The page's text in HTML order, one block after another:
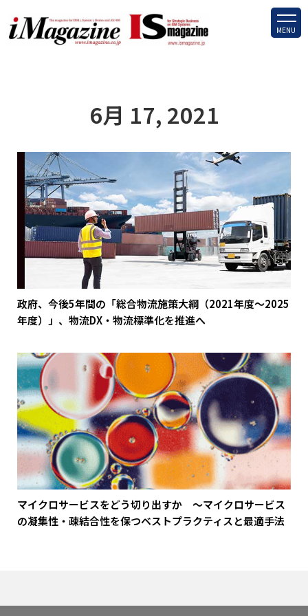
MENU
6月 17, 2021
政府、今後5年間の「総合物流施策大綱（2021年度～2025
年度）」、物流DX・物流標準化を推進へ
マイクロサービスをどう切り出すか ～マイクロサービス
の凝集性・疎結合性を保つベストプラクティスと最適手法